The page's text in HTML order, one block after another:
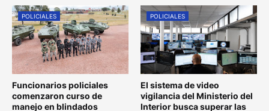
POLICIALES
Funcionarios policiales
comenzaron curso de
manejo en blindados
POLICIALES
El sistema de video
vigilancia del Ministerio del
Interior busca superar las